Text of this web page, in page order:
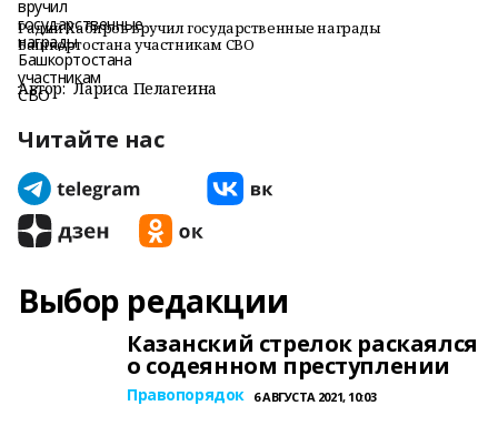
Радий Хабиров вручил государственные награды
Башкортостана участникам СВО
Автор: Лариса Пелагеина
Читайте нас
Выбор редакции
Казанский стрелок раскаялся
о содеянном преступлении
Правопорядок 6 АВГУСТА 2021, 10:03